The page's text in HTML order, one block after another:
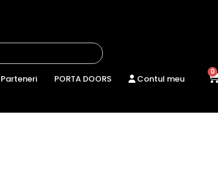
Parteneri PORTA DOORS Contul meu
0